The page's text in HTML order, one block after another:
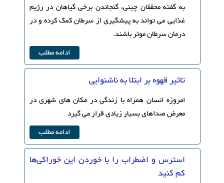
به گفته محققان چینی، گنجاندن برخی گیاهان در رژیم
غذایی می تواند به پیشگیری از سرطان کمک کرده و در
درمان سرطان موثر باشند.
ادامه مطلب
تاثیر قهوه بر ابتلا به ناشنوایی
امروزه انسان همراه با زندگی در مکان های شهری در
معرض صداهای بسیار زیادی قرار می گیرد
ادامه مطلب
استرس و اضطراب را با خوردن این خوراکی‌ها
کم کنید